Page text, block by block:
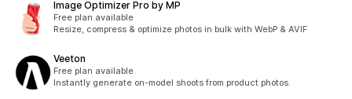
Image Optimizer Pro by MP
Free plan available
Resize, compress & optimize photos in bulk with WebP & AVIF
Veeton
Free plan available
Instantly generate on-model shoots from product photos.